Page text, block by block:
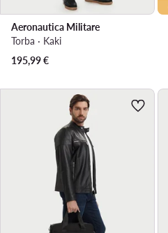
Aeronautica Militare
Torba · Kaki
195,99€